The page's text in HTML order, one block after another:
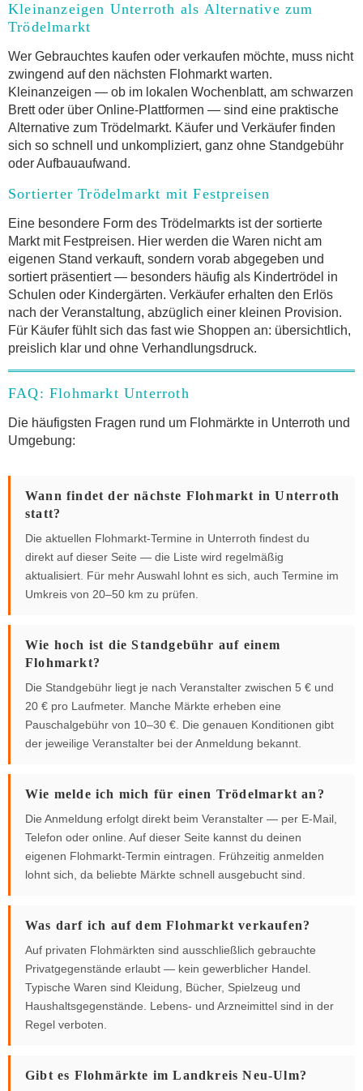
Kleinanzeigen Unterroth als Alternative zum
Trödelmarkt
Wer Gebrauchtes kaufen oder verkaufen möchte, muss nicht
zwingend auf den nächsten Flohmarkt warten.
Kleinanzeigen — ob im lokalen Wochenblatt, am schwarzen
Brett oder über Online-Plattformen — sind eine praktische
Alternative zum Trödelmarkt. Käufer und Verkäufer finden
sich so schnell und unkompliziert, ganz ohne Standgebühr
oder Aufbauaufwand.
Sortierter Trödelmarkt mit Festpreisen
Eine besondere Form des Trödelmarkts ist der sortierte
Markt mit Festpreisen. Hier werden die Waren nicht am
eigenen Stand verkauft, sondern vorab abgegeben und
sortiert präsentiert — besonders häufig als Kindertrödel in
Schulen oder Kindergärten. Verkäufer erhalten den Erlös
nach der Veranstaltung, abzüglich einer kleinen Provision.
Für Käufer fühlt sich das fast wie Shoppen an: übersichtlich,
preislich klar und ohne Verhandlungsdruck.
FAQ: Flohmarkt Unterroth
Die häufigsten Fragen rund um Flohmärkte in Unterroth und
Umgebung:
Wann findet der nächste Flohmarkt in Unterroth
statt?
Die aktuellen Flohmarkt-Termine in Unterroth findest du
direkt auf dieser Seite — die Liste wird regelmäßig
aktualisiert. Für mehr Auswahl lohnt es sich, auch Termine im
Umkreis von 20–50 km zu prüfen.
Wie hoch ist die Standgebühr auf einem
Flohmarkt?
Die Standgebühr liegt je nach Veranstalter zwischen 5 € und
20 € pro Laufmeter. Manche Märkte erheben eine
Pauschalgebühr von 10–30 €. Die genauen Konditionen gibt
der jeweilige Veranstalter bei der Anmeldung bekannt.
Wie melde ich mich für einen Trödelmarkt an?
Die Anmeldung erfolgt direkt beim Veranstalter — per E-Mail,
Telefon oder online. Auf dieser Seite kannst du deinen
eigenen Flohmarkt-Termin eintragen. Frühzeitig anmelden
lohnt sich, da beliebte Märkte schnell ausgebucht sind.
Was darf ich auf dem Flohmarkt verkaufen?
Auf privaten Flohmärkten sind ausschließlich gebrauchte
Privatgegenstände erlaubt — kein gewerblicher Handel.
Typische Waren sind Kleidung, Bücher, Spielzeug und
Haushaltsgegenstände. Lebens- und Arzneimittel sind in der
Regel verboten.
Gibt es Flohmärkte im Landkreis Neu-Ulm?